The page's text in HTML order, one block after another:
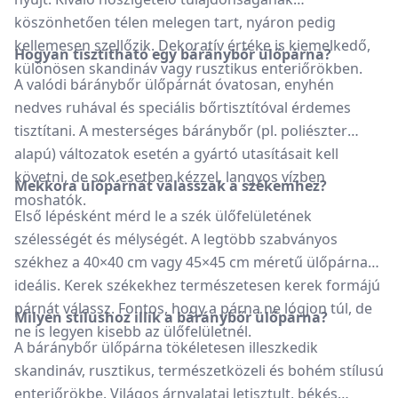
köszönhetően télen melegen tart, nyáron pedig
kellemesen szellőzik. Dekoratív értéke is kiemelkedő,
különösen skandináv vagy rusztikus enteriőrökben.
Hogyan tisztítható egy báránybőr ülőpárna?
A valódi báránybőr ülőpárnát óvatosan, enyhén
nedves ruhával és speciális bőrtisztítóval érdemes
tisztítani. A mesterséges báránybőr (pl. poliészter
alapú) változatok esetén a gyártó utasításait kell
követni, de sok esetben kézzel, langyos vízben
moshatók.
Mekkora ülőpárnát válasszak a székemhez?
Első lépésként mérd le a szék ülőfelületének
szélességét és mélységét. A legtöbb szabványos
székhez a 40×40 cm vagy 45×45 cm méretű ülőpárna
ideális. Kerek székekhez természetesen kerek formájú
párnát válassz. Fontos, hogy a párna ne lógjon túl, de
ne is legyen kisebb az ülőfelületnél.
Milyen stílushoz illik a báránybőr ülőpárna?
A báránybőr ülőpárna tökéletesen illeszkedik
skandináv, rusztikus, természetközeli és bohém stílusú
enteriőrökbe. Világos árnyalatai letisztult, békés